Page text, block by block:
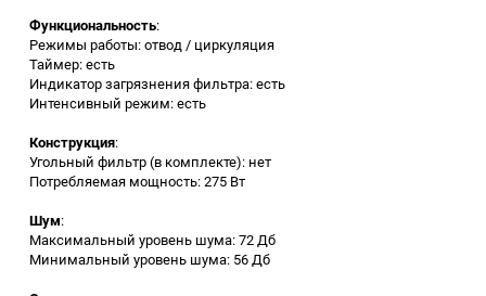
Гидроаккумуляторы и
расширительные баки
Вытяжная вентиляция
Вибротехника
Бетономешалки
Бензоинструмент
Функциональность:
Режимы работы: отвод / циркуляция
Таймер: есть
Индикатор загрязнения фильтра: есть
Интенсивный режим: есть
Конструкция:
Угольный фильтр (в комплекте): нет
Потребляемая мощность: 275 Вт
Шум:
Максимальный уровень шума: 72 Дб
Минимальный уровень шума: 56 Дб